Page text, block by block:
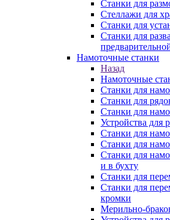
Станки для
Стеллажи для
Станки для
Станки для
Намоточные станки
Назад
Намоточные
Станки для
Станки для
Станки для
Устройства для
Станки для
Станки для
Станки для
и в бухту
Станки для
Станки для
кромки
Мерильно-